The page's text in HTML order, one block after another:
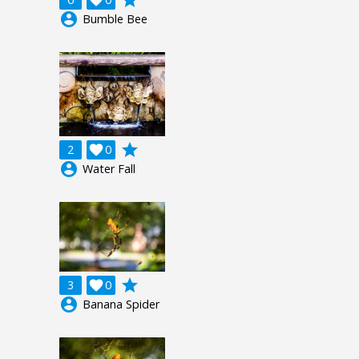
account_circle Bumble Bee
2 0

grade
account_circle Water Fall
3 0

grade
account_circle Banana Spider